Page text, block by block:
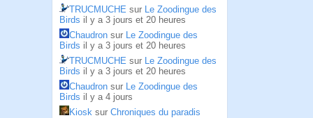
TRUCMUCHE sur Le Zoodingue des
Birds il y a 3 jours et 20 heures
Chaudron sur Le Zoodingue des
Birds il y a 3 jours et 20 heures
TRUCMUCHE sur Le Zoodingue des
Birds il y a 3 jours et 20 heures
Chaudron sur Le Zoodingue des
Birds il y a 4 jours
Kiosk sur Chroniques du paradis